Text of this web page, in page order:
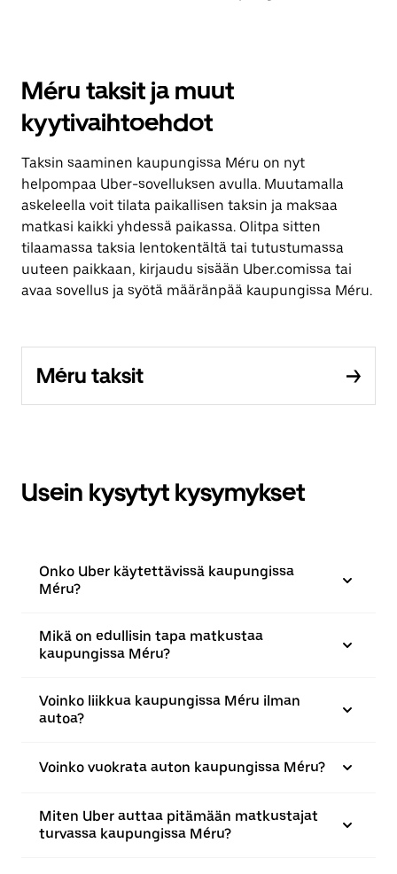
Méru taksit ja muut
kyytivaihtoehdot
Taksin saaminen kaupungissa Méru on nyt
helpompaa Uber-sovelluksen avulla. Muutamalla
askeleella voit tilata paikallisen taksin ja maksaa
matkasi kaikki yhdessä paikassa. Olitpa sitten
tilaamassa taksia lentokentältä tai tutustumassa
uuteen paikkaan, kirjaudu sisään Uber.comissa tai
avaa sovellus ja syötä määränpää kaupungissa Méru.
Méru taksit
Usein kysytyt kysymykset
Onko Uber käytettävissä kaupungissa
Méru?
Mikä on edullisin tapa matkustaa
kaupungissa Méru?
Voinko liikkua kaupungissa Méru ilman
autoa?
Voinko vuokrata auton kaupungissa Méru?
Miten Uber auttaa pitämään matkustajat
turvassa kaupungissa Méru?